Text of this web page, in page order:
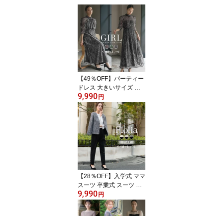
【49％OFF】パーティー
ドレス 大きいサイズ ロ
ング 結婚式 袖あり ワン
ピース ドレス レース ロ
ング丈 フォーマルワンピ
ース 他と被らない 七分
袖 お呼ばれ 体型カバー
パーティドレス レディー
ス 二次会 成人式 同窓会
スタンドネック 春 夏
9,990円
【28％OFF】入学式 ママ
スーツ 卒業式 スーツ 母
レディース パンツスーツ
セレモニースーツ 入園式
卒園式 服装 母親 セット
9,990円